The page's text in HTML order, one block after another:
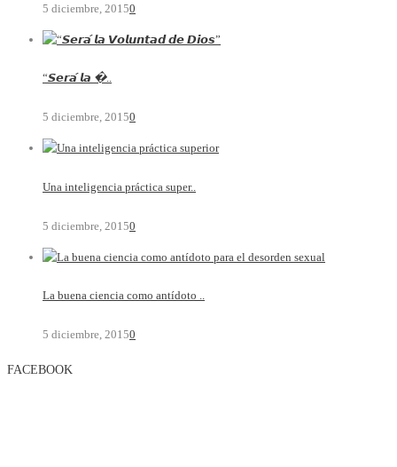
5 diciembre, 20150
“𝙎𝙚𝙧𝙖́ 𝙡𝙖 �..
5 diciembre, 20150
Una inteligencia práctica super..
5 diciembre, 20150
La buena ciencia como antídoto ..
5 diciembre, 20150
FACEBOOK